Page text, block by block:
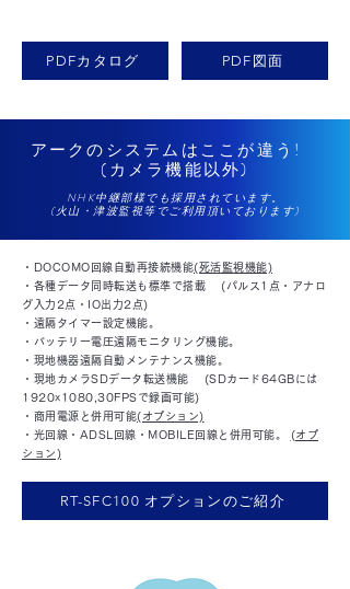
PDFカタログ PDF図面
アークのシステムはここが違う!
(カメラ機能以外)
NHK中継部様でも採用されています。
(火山・津波監視等でご利用頂いております)
・DOCOMO回線自動再接続機能(死活監視機能)
・各種データ同時転送も標準で搭載 (パルス1点・アナロ
グ入力2点・IO出力2点)
・遠隔タイマー設定機能。
・バッテリー電圧遠隔モニタリング機能。
・現地機器遠隔自動メンテナンス機能。
・現地カメラSDデータ転送機能 (SDカード64GBには
1920x1080,30FPSで録画可能)
・商用電源と併用可能(オプション)
・光回線・ADSL回線・MOBILE回線と併用可能。
(オプ
ション)
RT-SFC100 オプションのご紹介